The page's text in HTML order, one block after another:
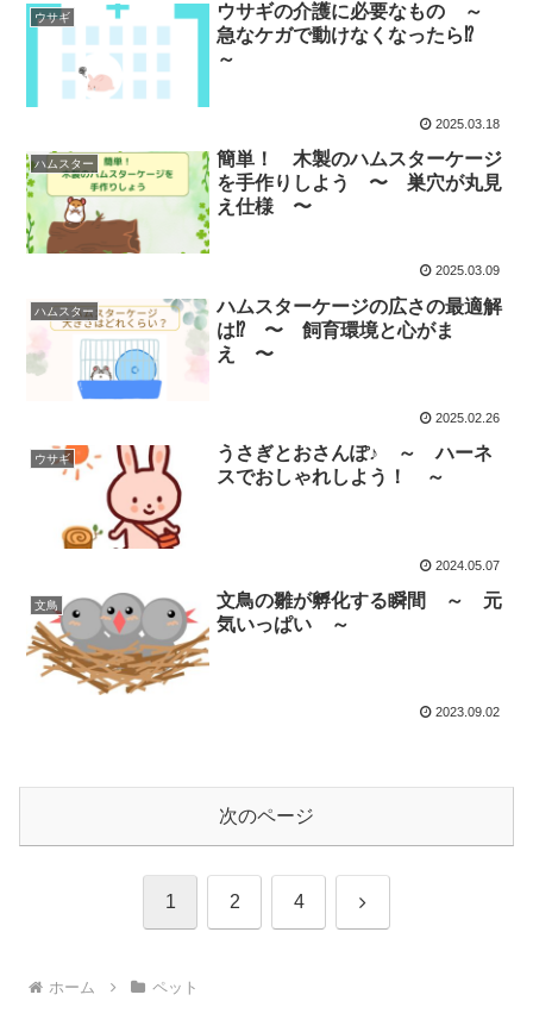
ウサギ
ウサギの介護に必要なもの ～
急なケガで動けなくなったら⁉️
～
2025.03.18
ハムスター
簡単！ 木製のハムスターケージ
を手作りしよう 〜 巣穴が丸見
え仕様 〜
2025.03.09
ハムスター
ハムスターケージの広さの最適解
は⁉️ 〜 飼育環境と心がま
え 〜
2025.02.26
ウサギ
うさぎとおさんぽ♪ ～ ハーネ
スでおしゃれしよう！ ～
2024.05.07
文鳥
文鳥の雛が孵化する瞬間 ～ 元
気いっぱい ～
2023.09.02
次のページ
1 2 4 次
ホーム ペット